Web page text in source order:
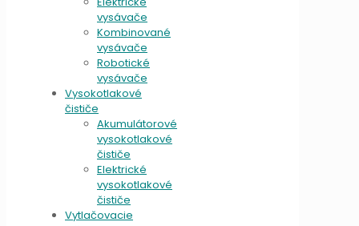
vysávače
Kombinované
vysávače
Robotické
vysávače
Vysokotlakové
čističe
Akumulátorové
vysokotlakové
čističe
Elektrické
vysokotlakové
čističe
Vytlačovacie